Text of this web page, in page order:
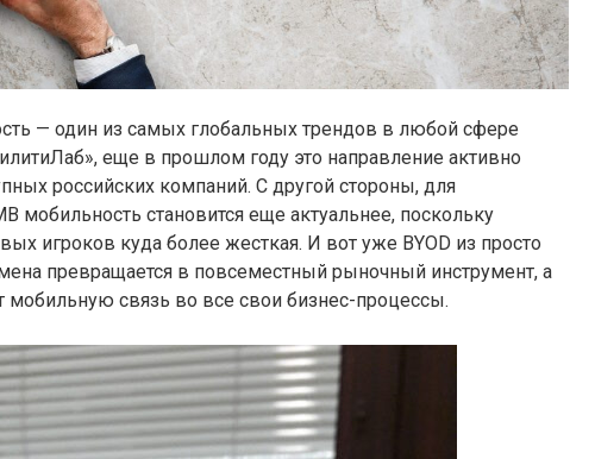
— один из самых глобальных трендов в любой сфере
еще в прошлом году это направление активно
российских компаний. С другой стороны, для
мобильность становится еще актуальнее, поскольку
игроков куда более жесткая. И вот уже BYOD из просто
превращается в повсеместный рыночный инструмент, а
мобильную связь во все свои бизнес-процессы.